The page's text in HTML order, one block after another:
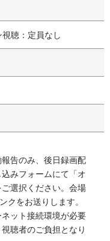
聴：定員なし
告のみ、後日録画配
みフォームにて「オ
選択ください。会場
クをお送りします。
ット接続環境が必要
聴者のご負担となり